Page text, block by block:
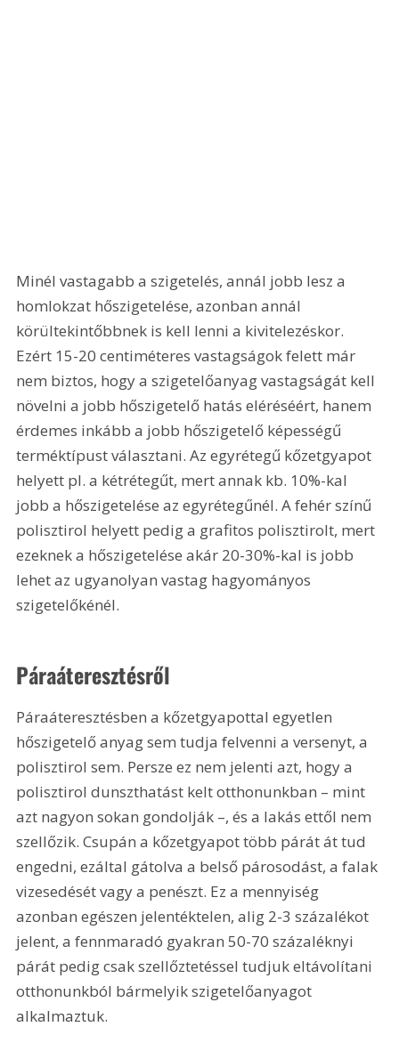
Minél vastagabb a szigetelés, annál jobb lesz a
homlokzat hőszigetelése, azonban annál
körültekintőbbnek is kell lenni a kivitelezéskor.
Ezért 15-20 centiméteres vastagságok felett már
nem biztos, hogy a szigetelőanyag vastagságát kell
növelni a jobb hőszigetelő hatás eléréséért, hanem
érdemes inkább a jobb hőszigetelő képességű
terméktípust választani. Az egyrétegű kőzetgyapot
helyett pl. a kétrétegűt, mert annak kb. 10%-kal
jobb a hőszigetelése az egyrétegűnél. A fehér színű
polisztirol helyett pedig a grafitos polisztirolt, mert
ezeknek a hőszigetelése akár 20-30%-kal is jobb
lehet az ugyanolyan vastag hagyományos
szigetelőkénél.
Páraáteresztésről
Páraáteresztésben a kőzetgyapottal egyetlen
hőszigetelő anyag sem tudja felvenni a versenyt, a
polisztirol sem. Persze ez nem jelenti azt, hogy a
polisztirol dunszthatást kelt otthonunkban – mint
azt nagyon sokan gondolják –, és a lakás ettől nem
szellőzik. Csupán a kőzetgyapot több párát át tud
engedni, ezáltal gátolva a belső párosodást, a falak
vizesedését vagy a penészt. Ez a mennyiség
azonban egészen jelentéktelen, alig 2-3 százalékot
jelent, a fennmaradó gyakran 50-70 százaléknyi
párát pedig csak szellőztetéssel tudjuk eltávolítani
otthonunkból bármelyik szigetelőanyagot
alkalmaztuk.